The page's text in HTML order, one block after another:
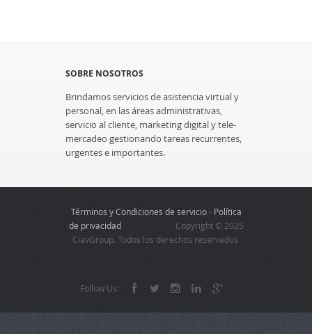
SOBRE NOSOTROS
Brindamos servicios de asistencia virtual y
personal, en las áreas administrativas,
servicio al cliente, marketing digital y tele-
mercadeo gestionando tareas recurrentes,
urgentes e importantes.
Términos y Condiciones de servicio- Política
de privacidadCopyright © 2025
CiavGroup. Todos los derechos reservados
Follow Us: